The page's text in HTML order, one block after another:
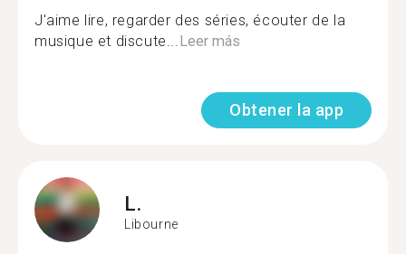
J'aime lire, regarder des séries, écouter de la
musique et discute...Leer más
Obtener la app
L.
Libourne